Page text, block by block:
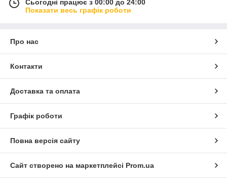
Сьогодні працює з 00:00 до 24:00
Показати весь графік роботи
Про нас
Контакти
Доставка та оплата
Графік роботи
Повна версія сайту
Сайт створено на маркетплейсі Prom.ua